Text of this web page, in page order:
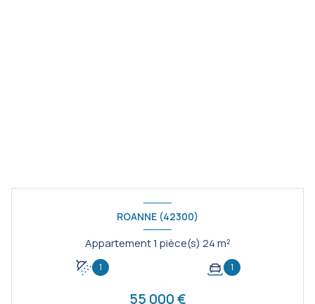
ROANNE (42300)
Appartement 1 pièce(s) 24 m²
1 1
55 000 €